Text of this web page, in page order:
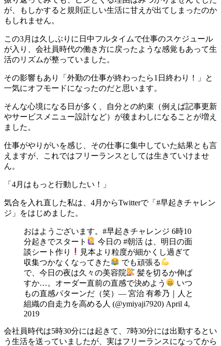
が、もしかすると規則正しい生活に甘えが出てしまったのか
もしれません。
この3月は久しぶりに日中フルタイムで仕事のスケジュール
が入り、会社員時代の働き方に戻ったような感覚もあって生
活のリズムが整っていました。
その影響もあり「外勤の仕事が終わったら1日終わり！」と
一気にオフモードになったのだと思います。
そんな心境になる日が多く、自分との約束（例えば記事更新
やサービスメニュー設計など）が後まわしになることが増え
ました。
仕事がやりがいを感じ、その仕事に集中していた結果とも言
えますが、これではフリーランスとしては生きていけませ
ん。
「4月はもっと行動したい！」
気合を入れ直した私は、4月からTwitterで「#早起きチャレン
ジ」をはじめました。
おはようございます。#早起きチャレンジ 6時10
分起きでスタート
今日の #朝活 は、明日の面
談シート作り
見本より粒度が細かくし過ぎて
収集つかなくなってきた
でも頑張る
で、今日の夜は久々の美容院
髪を切るか伸ば
すか…。オーダー直前の直感で決めよう
いつ
もの直感パターンだ（笑）— 宮治 有希乃｜人と
組織の自走力を高める人 (@ymiyaji7920) April 4,
2019
会社員時代は5時30分には起きて、7時30分には出勤するとい
う生活を送っていましたが、実はフリーランスになってから